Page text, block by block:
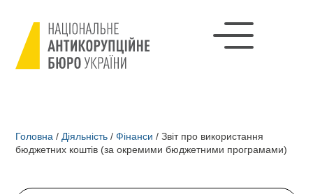
Головна / Діяльність / Фінанси / Звіт про використання
бюджетних коштів (за окремими бюджетними програмами)